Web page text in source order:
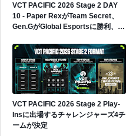
VCT PACIFIC 2026 Stage 2 DAY
10 - Paper RexがTeam Secret、
Gen.GがGlobal Esportsに勝利、
VCT PACIFIC 2026 Stage 2 Play-
Insに出場するチャレンジャーズ4チ
ームが決定